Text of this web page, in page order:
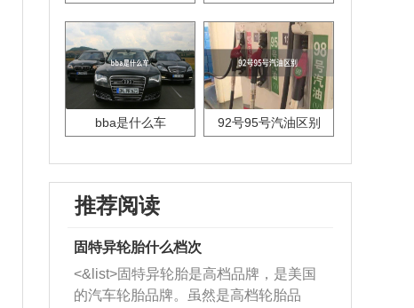
bba是什么车 92号95号汽油区别
推荐阅读
固特异轮胎什么档次
<&list>固特异轮胎是高档品牌，是美国
的汽车轮胎品牌。虽然是高档轮胎品